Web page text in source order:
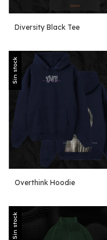
Diversity Black Tee
Sin stock
Overthink Hoodie
Sin stock